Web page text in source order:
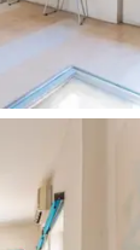
sunduğu
bir